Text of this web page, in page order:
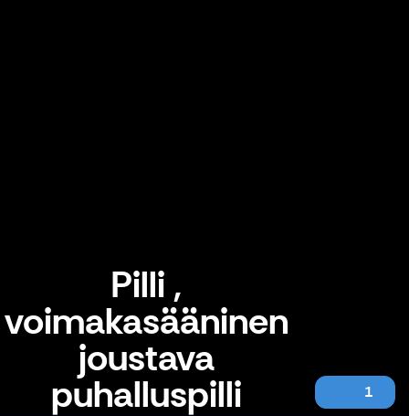
Pilli ,
voimakasääninen
joustava
puhalluspilli 1 Pilli , voimakasääninen joustava puhalluspilli